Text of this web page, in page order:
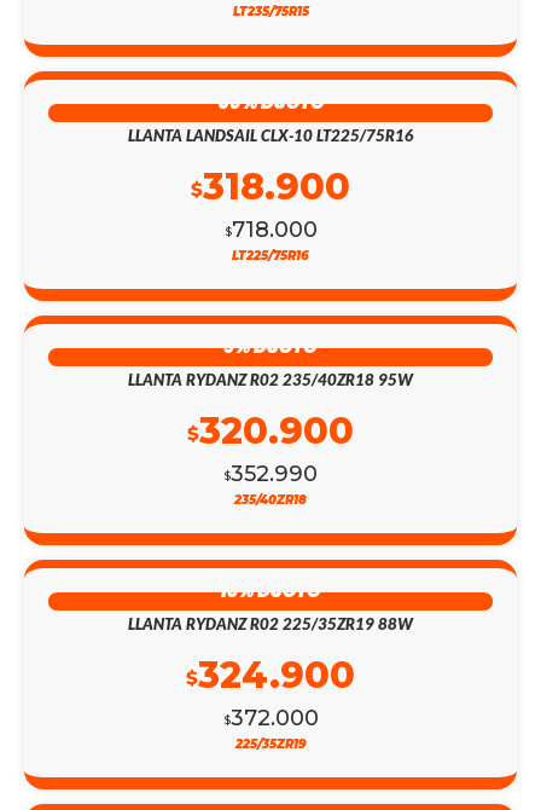
LT235/75R15
56% DSCTO
LLANTA LANDSAIL CLX-10 LT225/75R16
$718.000
$318.900
LT225/75R16
9% DSCTO
LLANTA RYDANZ R02 235/40ZR18 95W
$352.990
$320.900
235/40ZR18
13% DSCTO
LLANTA RYDANZ R02 225/35ZR19 88W
$372.000
$324.900
225/35ZR19